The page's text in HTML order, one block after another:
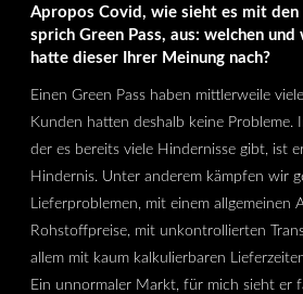
Apropos Covid, wie sieht es mit den
sprich Green Pass, aus: welchen und
hatte dieser Ihrer Meinung nach?
Einen Green Pass haben mittlerweile
Kunden hatten deshalb keine Probleme.
der es bereits viele Hindernisse gibt, ist
Hindernis. Unter anderem kämpfen wir
Lieferproblemen, mit einem allgemeinen
Rohstoffpreise, mit unkontrollierten
allem mit kaum kalkulierbaren
Ein unnormaler Markt, für mich sieht er